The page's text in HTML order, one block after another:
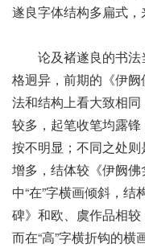
遂良字体结构多扁式，
论及褚遂良的书法
格迥异，前期的《伊
法和结构上看大致相
较多，起笔收笔均露
按不明显；不同之处
增多，结体较《伊阙佛
中“在”字横画倾斜，结
碑》和欧、虞作品相较
而在“高”字横折钩的